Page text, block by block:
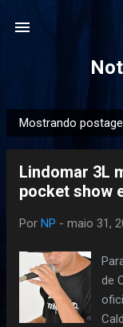
P
o
Mostrando
Lindomar 3L
pocket show
Por NP - maio 31,
de